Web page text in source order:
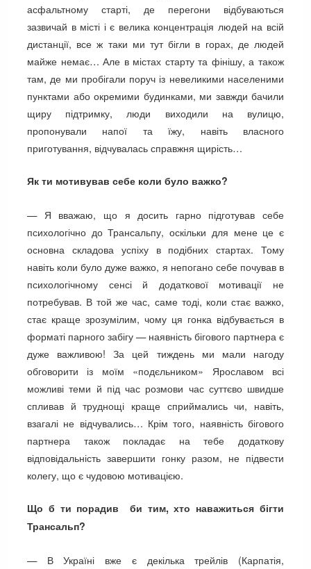
асфальтному старті, де перегони відбуваються
зазвичай в місті і є велика концентрація людей на всій
дистанції, все ж таки ми тут бігли в горах, де людей
майже немає… Але в містах старту та фінішу, а також
там, де ми пробігали поруч із невеликими населеними
пунктами або окремими будинками, ми завжди бачили
щиру підтримку, люди виходили на вулицю,
пропонували напої та їжу, навіть власного
приготування, відчувалась справжня щирість…
Як ти мотивував себе коли було важко?
— Я вважаю, що я досить гарно підготував себе
психологічно до Трансальпу, оскільки для мене це є
основна складова успіху в подібних стартах. Тому
навіть коли було дуже важко, я непогано себе почував в
психологічному сенсі й додаткової мотивації не
потребував. В той же час, саме тоді, коли стає важко,
стає краще зрозумілим, чому ця гонка відбувається в
форматі парного забігу — наявність бігового партнера є
дуже важливою! За цей тиждень ми мали нагоду
обговорити із моїм «подєльником» Ярославом всі
можливі теми й під час розмови час суттєво швидше
спливав й труднощі краще сприймались чи, навіть,
взагалі не відчувались… Крім того, наявність бігового
партнера також покладає на тебе додаткову
відповідальність завершити гонку разом, не підвести
колегу, що є чудовою мотивацією.
Що б ти порадив би тим, хто наважиться бігти
Трансальп?
— В Україні вже є декілька трейлів (Карпатія,